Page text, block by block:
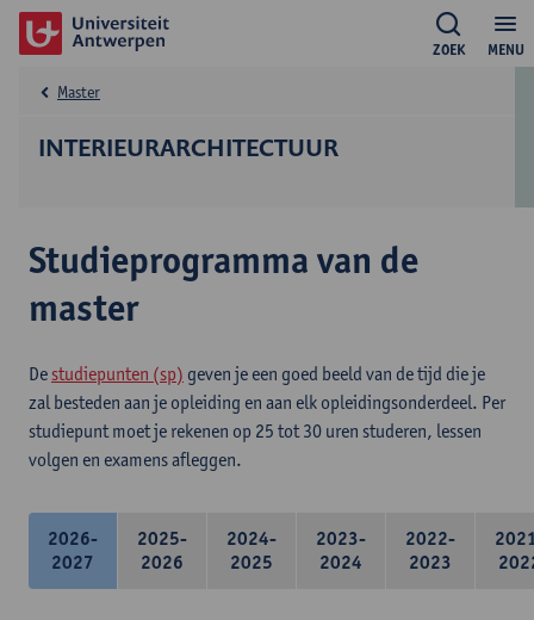
MENU
ZOEK
INTERIEURARCHITECTUUR
Master
Studieprogramma van de
master
De studiepunten (sp) geven je een goed beeld van de tijd die je
zal besteden aan je opleiding en aan elk opleidingsonderdeel. Per
studiepunt moet je rekenen op 25 tot 30 uren studeren, lessen
volgen en examens afleggen.
2026-
2027
2025-
2026
2024-
2025
2023-
2024
2022-
2023